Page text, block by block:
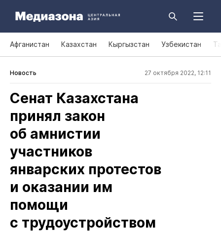
Афганистан Казахстан Кыргызстан Узбекистан
Новость 27 октября 2022, 12:11
Сенат Казахстана
принял закон
об амнистии
участников
январских протестов
и оказании им
помощи
с трудоустройством